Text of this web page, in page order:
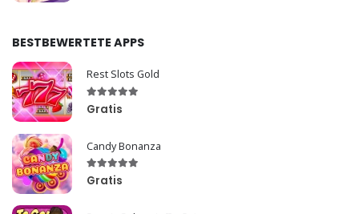
BESTBEWERTETE APPS
Rest Slots Gold
Gratis
Candy Bonanza
Gratis